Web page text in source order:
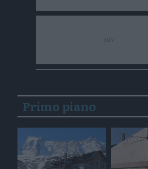
Primo piano